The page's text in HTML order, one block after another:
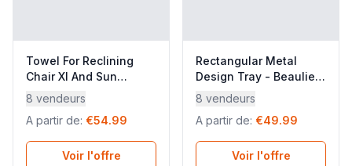
Towel For Reclining
Chair Xl And Sun
Lounger - Littoral -
Lafuma Mobilier
8 vendeurs
A partir de: €54.99
Voir l'offre
Rectangular Metal
Design Tray - Beaulieu
- Acier - Red Aouro
8 vendeurs
A partir de: €49.99
Voir l'offre